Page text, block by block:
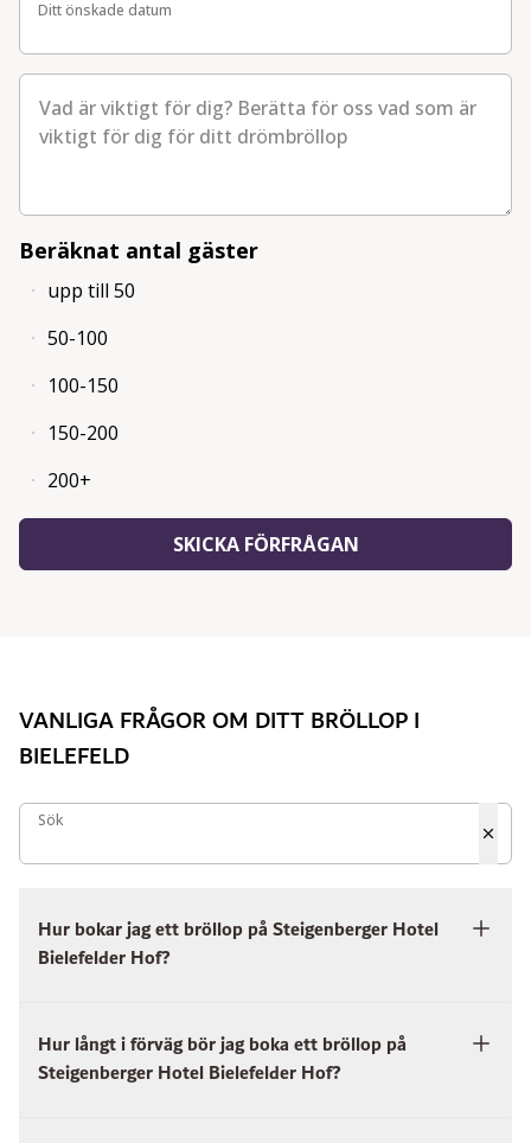
Ditt önskade datum
Ditt önskade datum
Vad är viktigt för dig? Berätta för oss vad som är viktigt
Beräknat antal gäster
upp till 50
50-100
100-150
150-200
200+
SKICKA FÖRFRÅGAN
VANLIGA FRÅGOR OM DITT BRÖLLOP I
BIELEFELD
SökSök
Hur bokar jag ett bröllop på Steigenberger Hotel
Bielefelder Hof?
Hur långt i förväg bör jag boka ett bröllop på
Steigenberger Hotel Bielefelder Hof?